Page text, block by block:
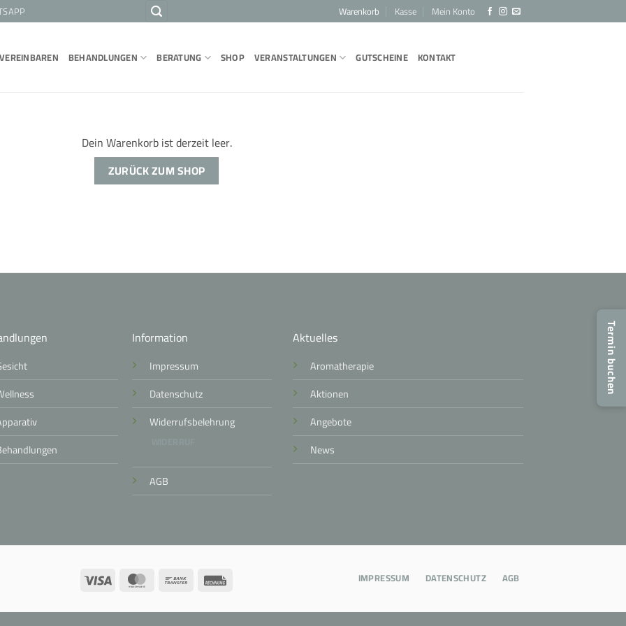
Termin buchen
Warenkorb Kasse Mein Konto
BEHANDLUNGEN BERATUNG SHOP VERANSTALTUNGEN GUTSCHEINE KONTAKT
Dein Warenkorb ist derzeit leer.
ZURÜCK ZUM SHOP
Information
Impressum
Datenschutz
Widerrufsbelehrung
AGB
Aktuelles
Aromatherapie
Aktionen
Angebote
News
Visa MasterCardBank
IMPRESSUM DATENSCHUTZ AGB